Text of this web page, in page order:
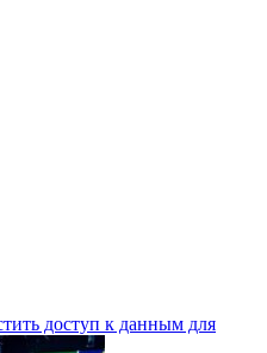
доступ к данным для